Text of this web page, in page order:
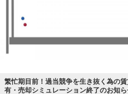
繁忙期目前！過当競争を生き抜く為の
有・売却シミュレーション終了のお知